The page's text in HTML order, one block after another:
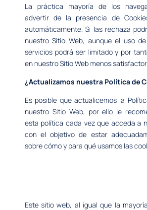
La práctica mayoría de los
advertir de la presencia de
automáticamente. Si las rechaza
nuestro Sitio Web, aunque el uso
servicios podrá ser limitado y por
en nuestro Sitio Web menos
¿Actualizamos nuestra Política de
Es posible que actualicemos la
nuestro Sitio Web, por ello le
esta política cada vez que acceda a
con el objetivo de estar
sobre cómo y para qué usamos las
Este sitio web, al igual que la